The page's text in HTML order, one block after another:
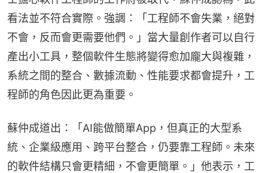
看法並不符合實際。強調：「工程師不會失業，絕對
不會，反而會更需要他們。」當大量創作者可以自行
產出小工具，整個軟件生態將變得愈加龐大與複雜，
系統之間的整合、數據流動、性能要求都會提升，工
程師的角色因此更為重要。
蘇仲成道出：「AI能做簡單App，但真正的大型系
統、企業級應用、跨平台整合，仍要靠工程師。未來
的軟件結構只會更精細，不會更簡單。」他表示，工